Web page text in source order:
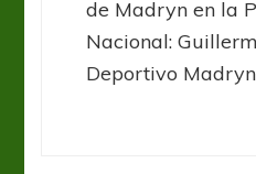
de Madryn en la
Nacional:
Deportivo